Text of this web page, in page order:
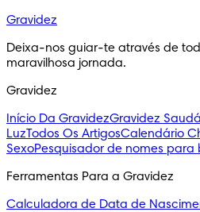
Gravidez
Deixa-nos guiar-te através de
maravilhosa jornada.
Gravidez
Início Da GravidezGravidez
LuzTodos Os ArtigosCalendário
SexoPesquisador de nomes para
Ferramentas Para a Gravidez
Calculadora de Data de